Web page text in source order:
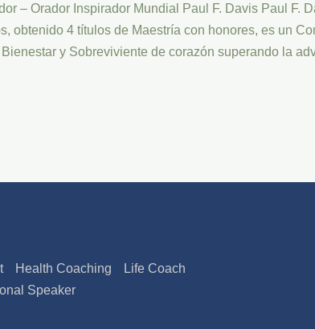
– Orador Inspirador Mundial Paul F. Davis Paul F.
obtenido 4 títulos de Maestría con honores, es un
y Sobreviviente de corazón superando la
Health Coaching
Life Coach
Speaker